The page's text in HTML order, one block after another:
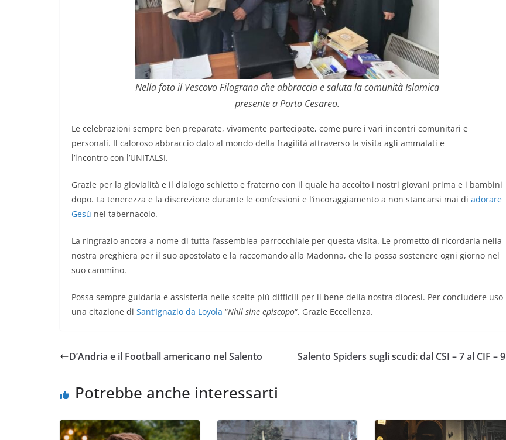
Nella foto il Vescovo Filograna che abbraccia e saluta la comunità Islamica
presente a Porto Cesareo.
Le celebrazioni sempre ben preparate, vivamente partecipate, come pure i vari incontri comunitari e
personali. Il caloroso abbraccio dato al mondo della fragilità attraverso la visita agli ammalati e
l’incontro con l’UNITALSI.
Grazie per la giovialità e il dialogo schietto e fraterno con il quale ha accolto i nostri giovani prima e i bambini
dopo. La tenerezza e la discrezione durante le confessioni e l’incoraggiamento a non stancarsi mai di adorare
Gesù nel tabernacolo.
La ringrazio ancora a nome di tutta l’assemblea parrocchiale per questa visita. Le prometto di ricordarla nella
nostra preghiera per il suo apostolato e la raccomando alla Madonna, che la possa sostenere ogni giorno nel
suo cammino.
Possa sempre guidarla e assisterla nelle scelte più difficili per il bene della nostra diocesi. Per concludere uso
una citazione di Sant’Ignazio da Loyola “Nhil sine episcopo“. Grazie Eccellenza.
D’Andria e il Football americano nel Salento Salento Spiders sugli scudi: dal CSI – 7 al CIF – 9
Potrebbe anche interessarti